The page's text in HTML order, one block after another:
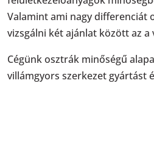
Valamint ami nagy differenciát
vizsgálni két ajánlat között az a
Cégünk osztrák minőségű
villámgyors szerkezet gyártást